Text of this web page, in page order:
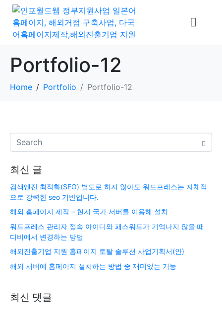
Portfolio-12
Home Portfolio Portfolio-12
최신 글
검색엔진 최적화(SEO) 별도로 하지 않아도 워드프레스는 자체적
으로 강력한 seo 기반입니다.
해외 홈페이지 제작 – 현지 국가 서버를 이용해 설치
워드프레스 관리자 접속 아이디와 패스워드가 기억나지 않을 때
디비에서 변경하는 방법
해외진출기업 지원 홈페이지 토탈 솔루션 사업기획서(안)
해외 서버에 홈페이지 설치하는 방법 중 재미있는 기능
최신 댓글